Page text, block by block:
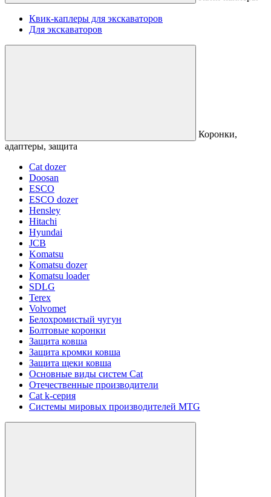
Квик-каплеры для экскаваторов
Для экскаваторов
Коронки,
адаптеры, защита
Cat dozer
Doosan
ESCO
ESCO dozer
Hensley
Hitachi
Hyundai
JCB
Komatsu
Komatsu dozer
Komatsu loader
SDLG
Terex
Volvomet
Белохромистый чугун
Болтовые коронки
Защита ковша
Защита кромки ковша
Защита щеки ковша
Основные виды систем Cat
Отечественные производители
Сat k-серия
Системы мировых производителей MTG